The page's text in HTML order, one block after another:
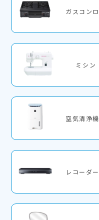
ガスコンロ
ミシン
空気清浄機
レコーダー